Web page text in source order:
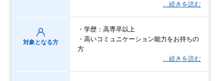
…続きを読む
対象となる方
・学歴：高専卒以上
・高いコミュニケーション能力をお持ちの
方
…続きを読む